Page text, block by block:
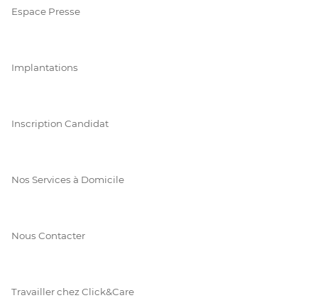
Espace Presse
Implantations
Inscription Candidat
Nos Services à Domicile
Nous Contacter
Travailler chez Click&Care